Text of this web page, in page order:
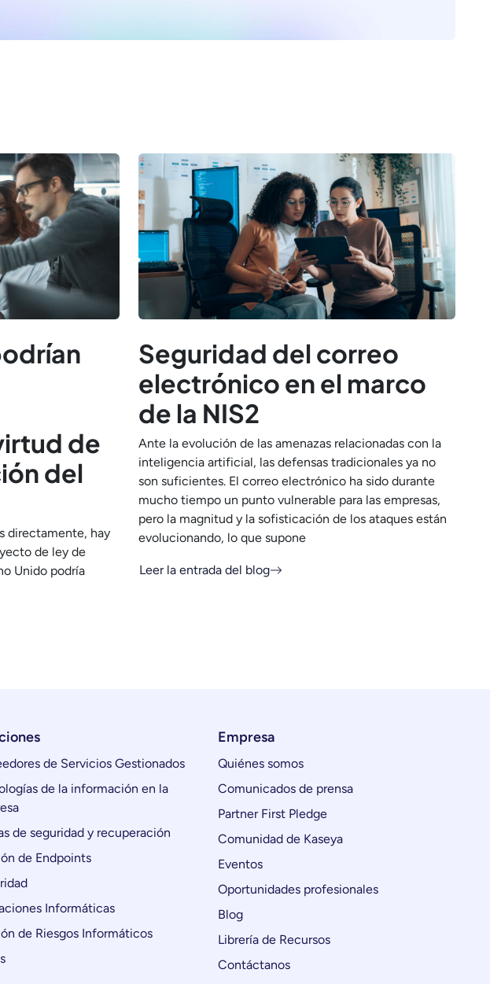
de
del
directamente, hay
de ley de
Unido podría
Seguridad del correo
electrónico en el marco
de la NIS2
Ante la evolución de las amenazas relacionadas con la
inteligencia artificial, las defensas tradicionales ya no
son suficientes. El correo electrónico ha sido durante
mucho tiempo un punto vulnerable para las empresas,
pero la magnitud y la sofisticación de los ataques están
evolucionando, lo que supone
Leer la entrada del blog
de Servicios Gestionados
de la información en la
de seguridad y recuperación
de Endpoints
Informáticas
de Riesgos Informáticos
Empresa
Quiénes somos
Comunicados de prensa
Partner First Pledge
Comunidad de Kaseya
Eventos
Oportunidades profesionales
Blog
Librería de Recursos
Contáctanos